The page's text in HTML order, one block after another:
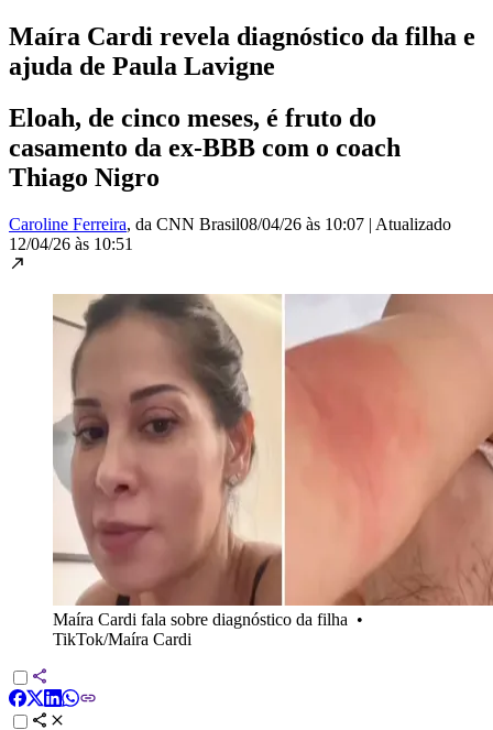
Maíra Cardi revela diagnóstico da filha e
ajuda de Paula Lavigne
Eloah, de cinco meses, é fruto do
casamento da ex-BBB com o coach
Thiago Nigro
Caroline Ferreira, da CNN Brasil08/04/26 às 10:07 | Atualizado
12/04/26 às 10:51
Maíra Cardi fala sobre diagnóstico da filha •
TikTok/Maíra Cardi